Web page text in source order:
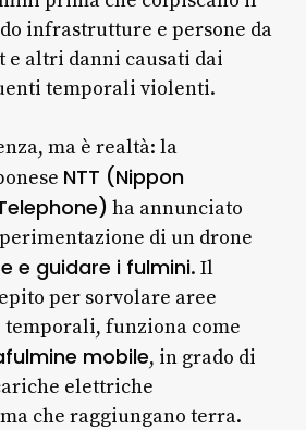
infrastrutture e persone da
e altri danni causati dai
temporali violenti.
ma è realtà: la
NTT (Nippon
ha annunciato
di un drone
e guidare i fulmini. Il
per sorvolare aree
funziona come
mobile, in grado di
elettriche
che raggiungano terra.